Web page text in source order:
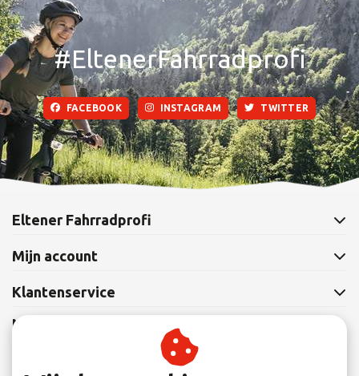
#EltenerFahrradprofi
FACEBOOK INSTAGRAM TWITTER
Eltener Fahrradprofi
Mijn account
Klantenservice
Nieuwsbrief
Abonneer je op onze nieuwsbrief om op de hoogte te blijven.